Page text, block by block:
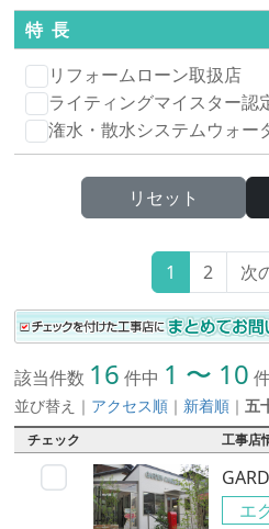
特 長
リフォームローン取扱店
ライティングマイスター認
潅水・散水システムウォー
リセット
1 2 次
該当件数 16 件中 1 〜 10
並び替え ｜ アクセス順 ｜ 新着順 ｜五
チェック 工事店
エ